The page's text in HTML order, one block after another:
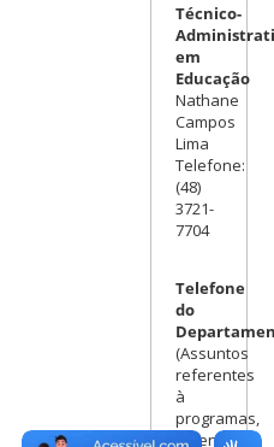
Técnico-
em
Educação
Nathane
Campos
Lima
Telefone:
(48)
3721-
7704
Telefone
do
(Assuntos
referentes
à
programas,
ementas,